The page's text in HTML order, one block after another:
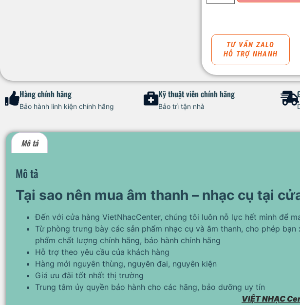
TƯ VẤN ZALO
HỖ TRỢ NHANH
Hàng chính hãng
Bảo hành linh kiện chính hãng
Kỹ thuật viên chính hãng
Bảo trì tận nhà
Mô tả
Mô tả
Tại sao nên mua âm thanh – nhạc cụ tại
Đến với cửa hàng VietNhacCenter, chúng tôi luôn nỗ lực hết mình để
Từ phòng trưng bày các sản phẩm nhạc cụ và âm thanh, cho phép
phẩm chất lượng chính hãng, bảo hành chính hãng
Hỗ trợ theo yêu cầu của khách hàng
Hàng mới nguyên thùng, nguyên đai, nguyên kiện
Giá ưu đãi tốt nhất thị trường
Trung tâm ủy quyền bảo hành cho các hãng, bảo dưỡng uy tín
VIỆT NHẠC